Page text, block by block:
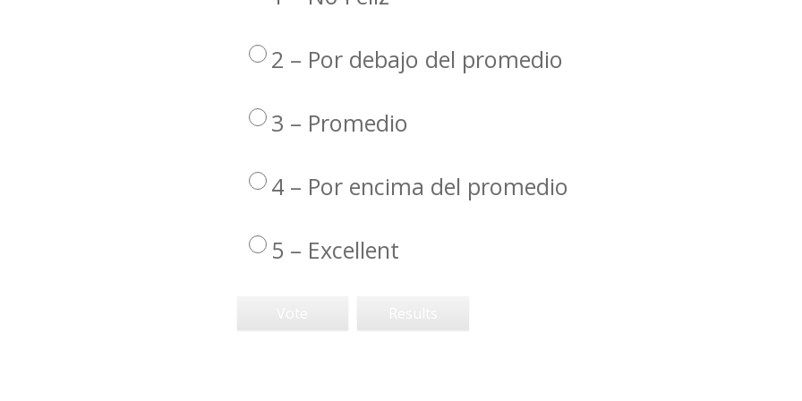
2 – Por debajo del promedio
3 – Promedio
4 – Por encima del promedio
5 – Excellent